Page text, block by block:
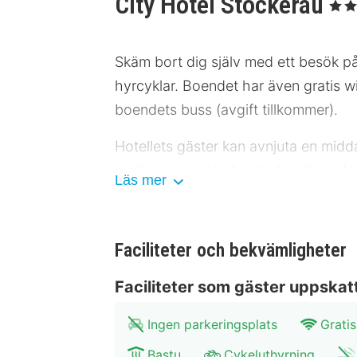
, 4
Skäm bort dig själv med ett besök
hyrcyklar. Boendet har även gratis
boendets buss (avgift tillkommer).
Hotellets gäster kan avnjuta en
tur/retur mot en avgift (tillgänglig
Känn dig som hemma i ett av de
du dig uppkopplad, medan
Läs mer
Faciliteter och bekvämligheter
Faciliteter som gäster
Ingen parkeringsplats